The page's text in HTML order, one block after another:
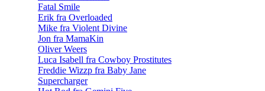
Fatal Smile
Erik fra Overloaded
Mike fra Violent Divine
Jon fra MamaKin
Oliver Weers
Luca Isabell fra Cowboy Prostitutes
Freddie Wizzp fra Baby Jane
Supercharger